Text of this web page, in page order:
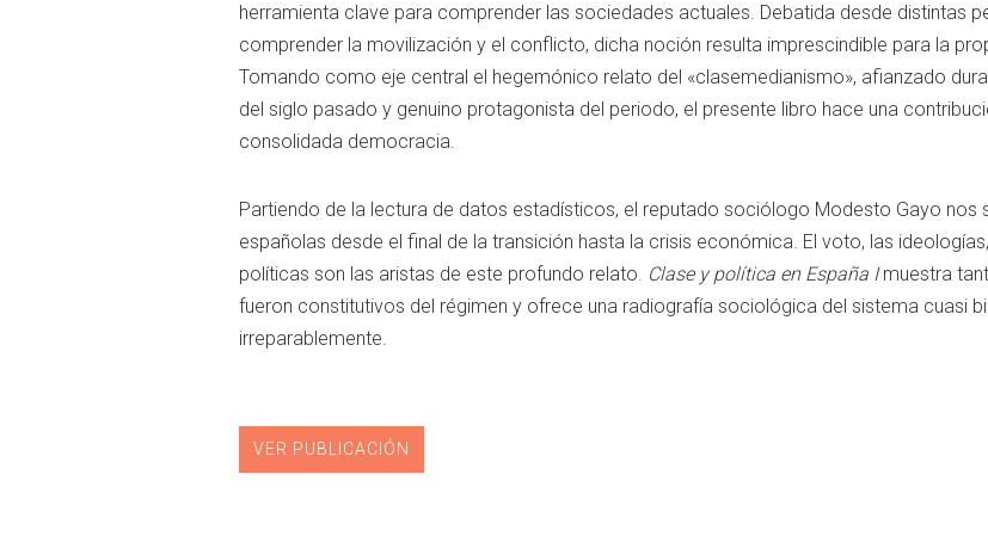
herramienta clave para comprender las sociedades actuales. Debatida desde distintas
comprender la movilización y el conflicto, dicha noción resulta imprescindible para la
Tomando como eje central el hegemónico relato del «clasemedianismo», afianzado
del siglo pasado y genuino protagonista del periodo, el presente libro hace una
consolidada democracia.
Partiendo de la lectura de datos estadísticos, el reputado sociólogo Modesto Gayo nos
españolas desde el final de la transición hasta la crisis económica. El voto, las
políticas son las aristas de este profundo relato. Clase y política en España Imuestra
fueron constitutivos del régimen y ofrece una radiografía sociológica del sistema cuasi
irreparablemente.
VER PUBLICACIÓN